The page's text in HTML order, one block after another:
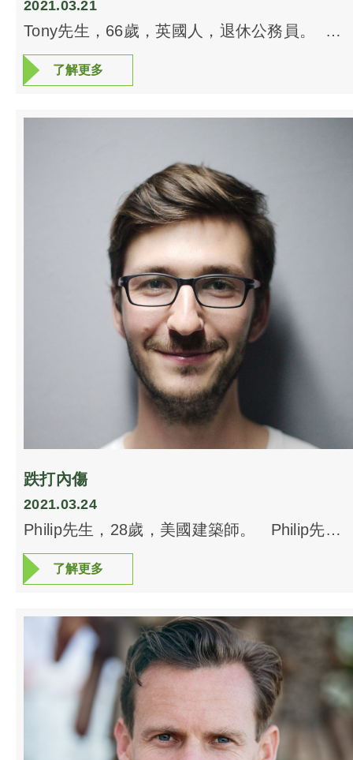
2021.03.21
Tony先生，66歲，英國人，退休公務員。
Tony先生愛好運動，年青時曾代表英國參加世
界籃球賽事。後來觸傷了膝部，做了五次手
醫師發現他腿部很多筋結，於是替他把腿部的
來。 兩次治療後，Tony先生健步如飛，馬上
報名參加今夏全英長者籃球聯賽去也。
了解更多
了解更多
跌打內傷
2021.03.24
Philip先生，28歲，美國建築師。 Philip先生
為美國某著名建設師行僱員，負責中國某高爾
夫球場項目。一次在國內的交通意外，小型旅
有表面傷痕，但右邊肋骨痛得不得了，呼吸亦
有困難，照X光及MRI都沒有傷口。Philip先生
唯有回國，路經香港，來本中心治療。 經過
全身艾灸及拔火罐後，Philip先生的右邊身體呈
現瘀黑色。隔一天後覆診，肩膊亦呈現瘀黑
色，之後呼吸回復暢順，回國後痛楚盡消。
了解更多
了解更多